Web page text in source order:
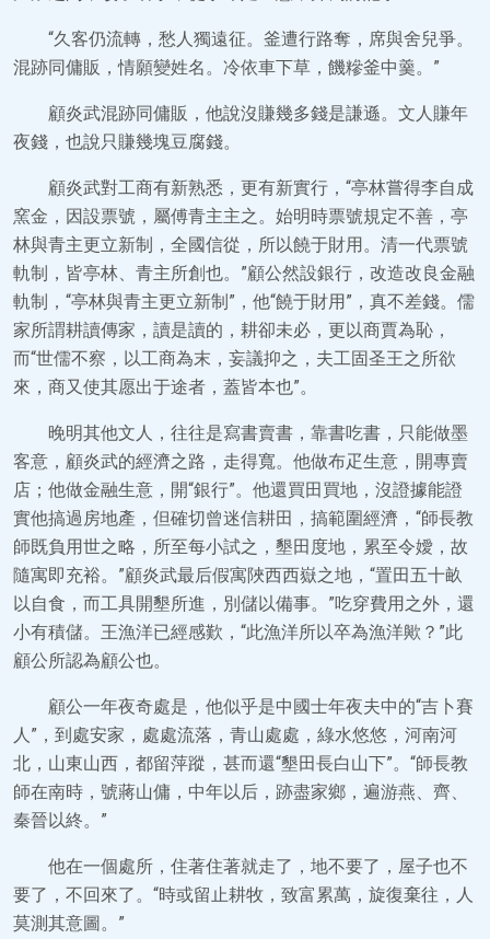
“久客仍流轉，愁人獨遠征。釜遭行路奪，席與舍兒爭。
混跡同傭販，情願變姓名。冷依車下草，饑糝釜中羹。”
顧炎武混跡同傭販，他說沒賺幾多錢是謙遜。文人賺年
夜錢，也說只賺幾塊豆腐錢。
顧炎武對工商有新熟悉，更有新實行，“亭林嘗得李自成
窯金，因設票號，屬傅青主主之。始明時票號規定不善，亭
林與青主更立新制，全國信從，所以饒于財用。清一代票號
軌制，皆亭林、青主所創也。”顧公然設銀行，改造改良金融
軌制，“亭林與青主更立新制”，他“饒于財用”，真不差錢。儒
家所謂耕讀傳家，讀是讀的，耕卻未必，更以商賈為恥，
而“世儒不察，以工商為末，妄議抑之，夫工固圣王之所欲
來，商又使其愿出于途者，蓋皆本也”。
晚明其他文人，往往是寫書賣書，靠書吃書，只能做墨
客意，顧炎武的經濟之路，走得寬。他做布疋生意，開專賣
店；他做金融生意，開“銀行”。他還買田買地，沒證據能證
實他搞過房地產，但確切曾迷信耕田，搞範圍經濟，“師長教
師既負用世之略，所至每小試之，墾田度地，累至令嬡，故
隨寓即充裕。”顧炎武最后假寓陜西西嶽之地，“置田五十畝
以自食，而工具開墾所進，別儲以備事。”吃穿費用之外，還
小有積儲。王漁洋已經感歎，“此漁洋所以卒為漁洋歟？”此
顧公所認為顧公也。
顧公一年夜奇處是，他似乎是中國士年夜夫中的“吉卜賽
人”，到處安家，處處流落，青山處處，綠水悠悠，河南河
北，山東山西，都留萍蹤，甚而還“墾田長白山下”。“師長教
師在南時，號蔣山傭，中年以后，跡盡家鄉，遍游燕、齊、
秦晉以終。”
他在一個處所，住著住著就走了，地不要了，屋子也不
要了，不回來了。“時或留止耕牧，致富累萬，旋復棄往，人
莫測其意圖。”